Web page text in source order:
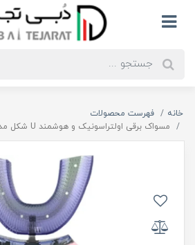
خانه
فهرست محصولات
مسواک برقی اولتراسونیک و هوشمند U شکل مدل MY-116